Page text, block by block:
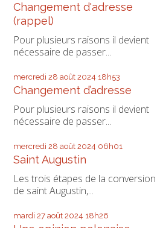
Changement d'adresse
(rappel)
Pour plusieurs raisons il devient
nécessaire de passer...
mercredi 28 août 2024 18h53
Changement d’adresse
Pour plusieurs raisons il devient
nécessaire de passer...
mercredi 28 août 2024 06h01
Saint Augustin
Les trois étapes de la conversion
de saint Augustin,...
mardi 27 août 2024 18h26